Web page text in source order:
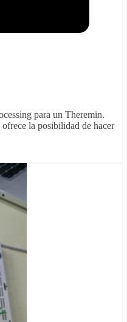
para un Theremin.
la posibilidad de hacer